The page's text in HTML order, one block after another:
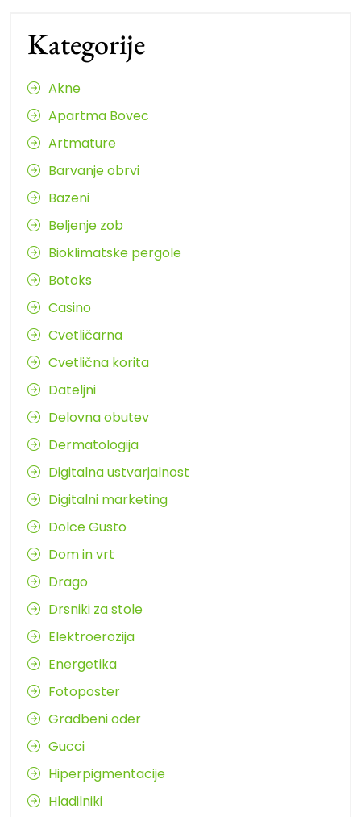
Kategorije
Akne
Apartma Bovec
Artmature
Barvanje obrvi
Bazeni
Beljenje zob
Bioklimatske pergole
Botoks
Casino
Cvetličarna
Cvetlična korita
Dateljni
Delovna obutev
Dermatologija
Digitalna ustvarjalnost
Digitalni marketing
Dolce Gusto
Dom in vrt
Drago
Drsniki za stole
Elektroerozija
Energetika
Fotoposter
Gradbeni oder
Gucci
Hiperpigmentacije
Hladilniki